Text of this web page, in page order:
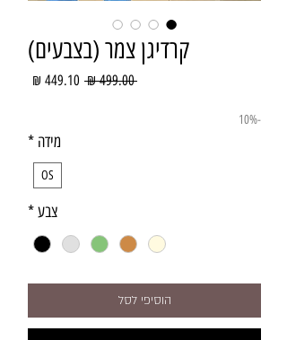
קרדיגן צמר (בצבעים)
‏499.00 ‏₪
מחיר
-10%
מידה *
OS
צבע*
הוסיפי לסל